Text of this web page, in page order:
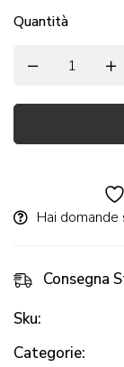
Quantità
Hai
Consegna
Sku:
Categorie: